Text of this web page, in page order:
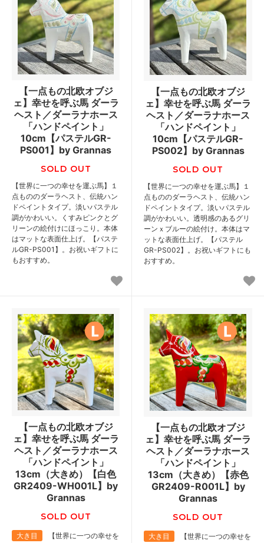
【一点もの北欧オブジ
ェ】幸せを呼ぶ馬 ダーラ
ヘスト／ダーラナホース
「ハンドペイント」
10cm【パステルGR-
PS001】by Grannas
SOLD OUT
【世界に一つの幸せを運ぶ馬】１
点もののダーラヘスト、伝統ハン
ドペイントタイプ。淡いパステル
調がかわいい。くすみピンクとグ
リーンの絵付けにほっこり。本体
はマットな表面仕上げ。【パステ
ルGR-PS001】。お祝いギフトに
もおすすめ。
【一点もの北欧オブジ
ェ】幸せを呼ぶ馬 ダーラ
ヘスト／ダーラナホース
「ハンドペイント」
10cm【パステルGR-
PS002】by Grannas
SOLD OUT
【世界に一つの幸せを運ぶ馬】１
点もののダーラヘスト、伝統ハン
ドペイントタイプ。淡いパステル
調がかわいい。透明感のあるグリ
ーンｘブルーの絵付け。本体はマ
ットな表面仕上げ。【パステル
GR-PS002】。お祝いギフトにも
おすすめ。
【一点もの北欧オブジ
ェ】幸せを呼ぶ馬 ダーラ
ヘスト／ダーラナホース
「ハンドペイント」
13cm（大きめ）【白色
GR2409-WH001L】by
Grannas
SOLD OUT
大き目
【世界に一つの幸せを
【一点もの北欧オブジ
ェ】幸せを呼ぶ馬 ダーラ
ヘスト／ダーラナホース
「ハンドペイント」
13cm（大きめ）【赤色
GR2409-R001L】by
Grannas
SOLD OUT
大き目
【世界に一つの幸せを